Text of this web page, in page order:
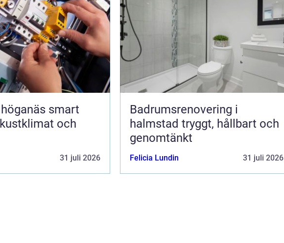
smart
och
31 juli 2026
Badrumsrenovering i
halmstad tryggt, hållbart och
genomtänkt
Felicia Lundin 31 juli 2026